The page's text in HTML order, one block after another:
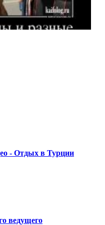
- Отдых в Турции
ведущего